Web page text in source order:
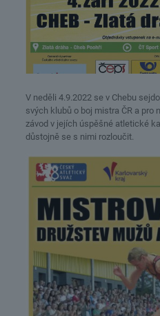
V neděli 4.9.2022 se v Chebu
svých klubů o boj mistra ČR a pro
závod v jejích úspěšné atletické
důstojně se s nimi rozloučit.